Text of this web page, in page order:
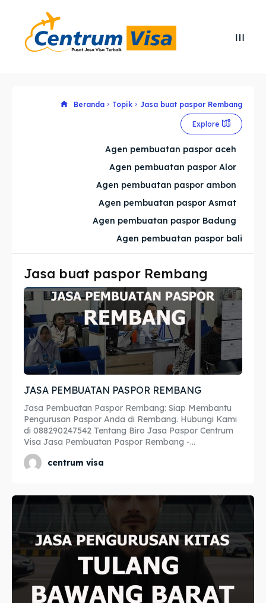
Cari
Cari
Explore our destinations
Imta
Legalisir
Apostille
Penerjemah
Asuransi
Blog
Explore our destinations
Imta
Legalisir
Apostille
Penerjemah
Asuransi
Blog
Beranda Topik Jasa buat paspor Rembang
Explore
Agen pembuatan paspor aceh
Agen pembuatan paspor Alor
Agen pembuatan paspor ambon
Agen pembuatan paspor Asmat
Agen pembuatan paspor Badung
Agen pembuatan paspor bali
Jasa buat paspor Rembang
JASA PEMBUATAN PASPOR REMBANG
Jasa Pembuatan Paspor Rembang: Siap Membantu
Pengurusan Paspor Anda di Rembang. Hubungi Kami
di 088290247542 Tentang Biro Jasa Paspor Centrum
Visa Jasa Pembuatan Paspor Rembang -...
centrum visa